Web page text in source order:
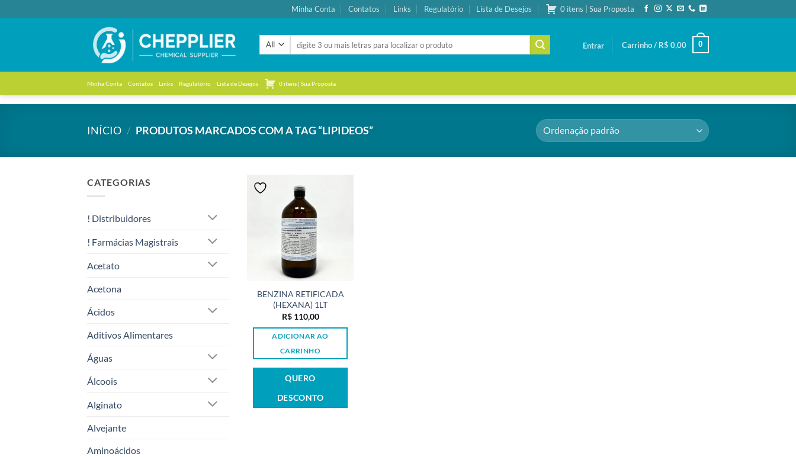
to
Minha Conta Contatos Links Regulatório Lista de Desejos 0 itens | Sua Proposta
por:
Entrar Carrinho / R$ 0,00 0
Minha Conta Contatos Links Regulatório Lista de Desejos 0 itens | Sua Proposta
INÍCIO / PRODUTOS MARCADOS COM A TAG “LIPIDEOS”
CATEGORIAS
! Distribuidores
! Farmácias Magistrais
Acetato
Acetona
Ácidos
Aditivos Alimentares
Águas
Álcoois
Alginato
Alvejante
Aminoácidos
BENZINA RETIFICADA
(HEXANA) 1LT
R$110,00
ADICIONAR AO
CARRINHO
QUERO
DESCONTO